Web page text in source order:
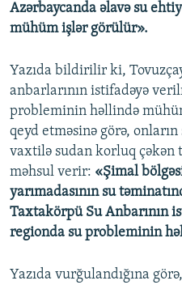
Azərbaycanda əlavə su
mühüm işlər görülür».
Yazıda bildirilir ki,
anbarlarının istifadəyə
probleminin həllində
qeyd etməsinə görə,
vaxtilə sudan korluq çəkən
məhsul verir: «Şimal
yarımadasının su
Taxtakörpü Su Anbarının
regionda su probleminin
Yazıda vurğulandığına